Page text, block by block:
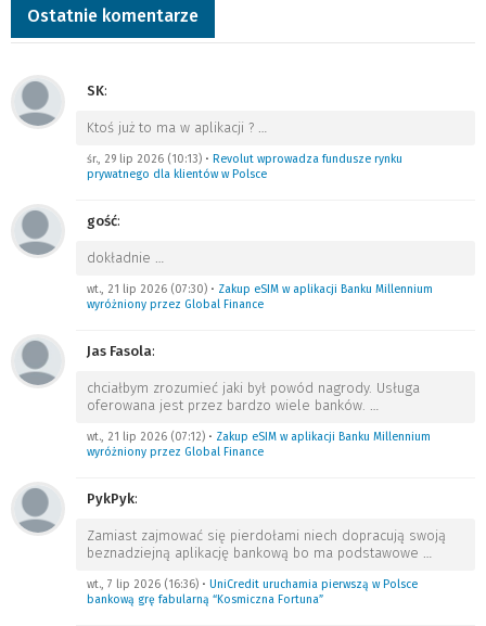
Ostatnie komentarze
SK:
Ktoś już to ma w aplikacji ? …
śr., 29 lip 2026 (10:13) • Revolut wprowadza fundusze rynku
prywatnego dla klientów w Polsce
gość:
dokładnie …
wt., 21 lip 2026 (07:30) • Zakup eSIM w aplikacji Banku Millennium
wyróżniony przez Global Finance
Jas Fasola:
chciałbym zrozumieć jaki był powód nagrody. Usługa
oferowana jest przez bardzo wiele banków. …
wt., 21 lip 2026 (07:12) • Zakup eSIM w aplikacji Banku Millennium
wyróżniony przez Global Finance
PykPyk:
Zamiast zajmować się pierdołami niech dopracują swoją
beznadziejną aplikację bankową bo ma podstawowe …
wt., 7 lip 2026 (16:36) • UniCredit uruchamia pierwszą w Polsce
bankową grę fabularną “Kosmiczna Fortuna”